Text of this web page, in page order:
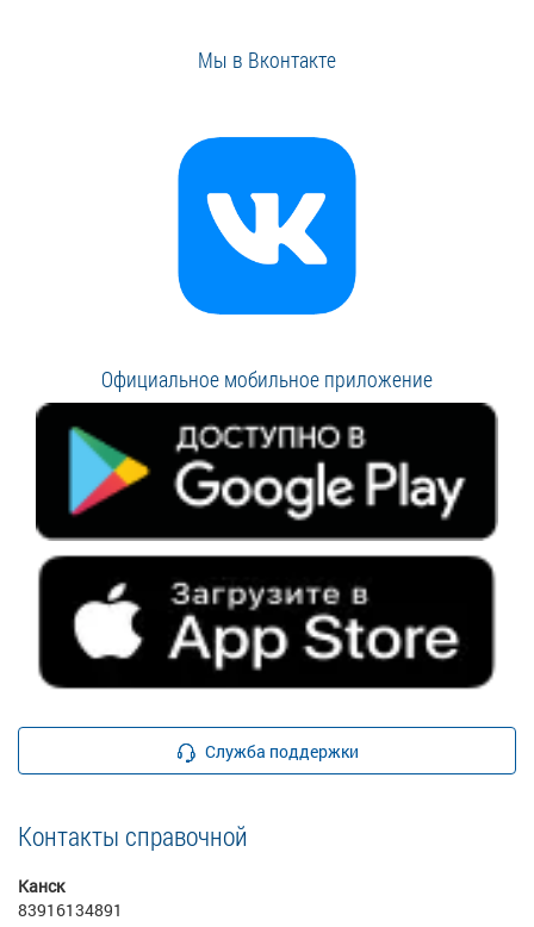
Мы в Вконтакте
Официальное мобильное приложение
Служба поддержки
Контакты справочной
Канск
83916134891